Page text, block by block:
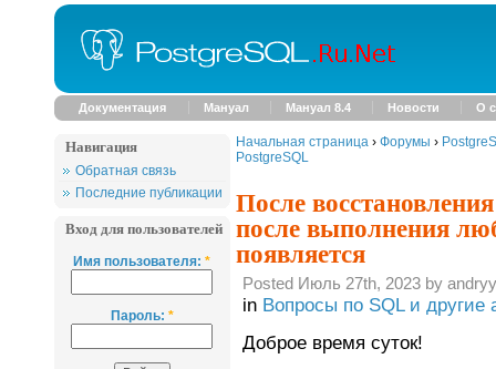
Документация Мануал Мануал 8.4 Новости О
Навигация
Обратная связь
Последние публикации
Вход для пользователей
Имя пользователя:*
Пароль: *
Начальная страница› Форумы ›
PostgreSQL
После
после выполнения
появляется
Posted Июль 27th, 2023 by andryy
in Вопросы по SQL и другие
Доброе время суток!